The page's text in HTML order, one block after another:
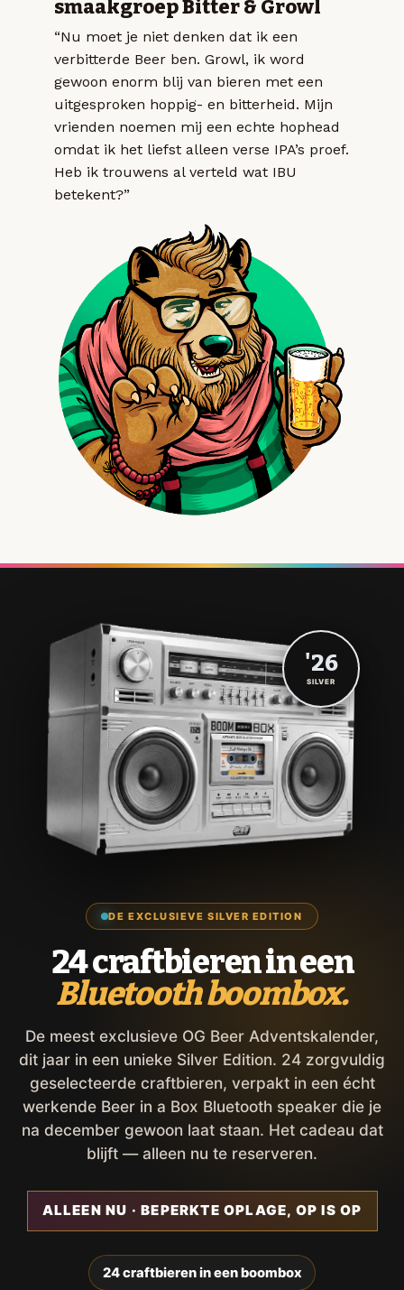
smaakgroep Bitter & Growl
“Nu moet je niet denken dat ik een
verbitterde Beer ben. Growl, ik word
gewoon enorm blij van bieren met een
uitgesproken hoppig- en bitterheid. Mijn
vrienden noemen mij een echte hophead
omdat ik het liefst alleen verse IPA’s proef.
Heb ik trouwens al verteld wat IBU
betekent?”
DE EXCLUSIEVE SILVER EDITION
24 craftbieren in een
Bluetooth boombox.
De meest exclusieve OG Beer Adventskalender,
dit jaar in een unieke Silver Edition. 24 zorgvuldig
geselecteerde craftbieren, verpakt in een écht
werkende Beer in a Box Bluetooth speaker die je
na december gewoon laat staan. Het cadeau dat
blijft — alleen nu te reserveren.
ALLEEN NU · BEPERKTE OPLAGE, OP IS OP
24 craftbieren in een boombox
'26
SILVER